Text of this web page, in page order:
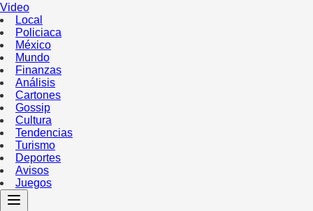
Video
Local
Policiaca
México
Mundo
Finanzas
Análisis
Cartones
Gossip
Cultura
Tendencias
Turismo
Deportes
Avisos
Juegos